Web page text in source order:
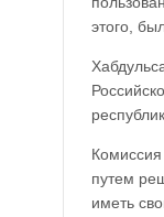
этого,
путем
иметь